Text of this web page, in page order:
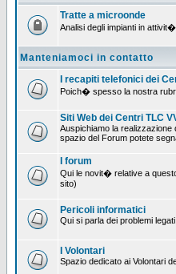
Tratte a microonde
Analisi degli impianti in
Manteniamoci in contatto
I recapiti telefonici dei
Poich� spesso la nostra
Siti Web dei Centri TLC
Auspichiamo la realizzazione
spazio del Forum potete
I forum
Qui le novit� relative a
sito)
Pericoli informatici
Qui si parla dei problemi
I Volontari
Spazio dedicato ai Volontari